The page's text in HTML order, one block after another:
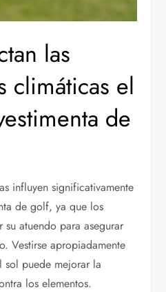
las
climáticas el
de
influyen significativamente
de golf, ya que los
atuendo para asegurar
Vestirse apropiadamente
puede mejorar la
los elementos.